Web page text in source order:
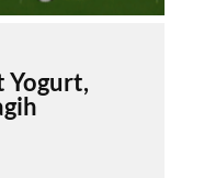
Yogurt,